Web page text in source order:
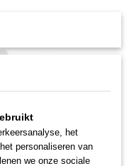
met
het
personaliseren van
we onze sociale